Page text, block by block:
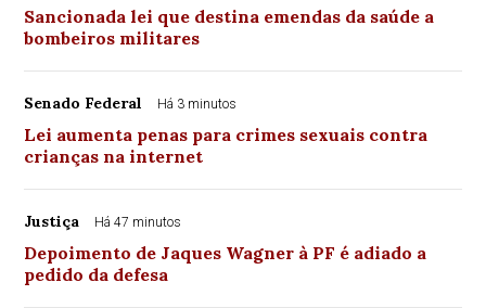
Sancionada lei que destina emendas da saúde a
bombeiros militares
Senado Federal Há 3 minutos
Lei aumenta penas para crimes sexuais contra
crianças na internet
Justiça Há 47 minutos
Depoimento de Jaques Wagner à PF é adiado a
pedido da defesa